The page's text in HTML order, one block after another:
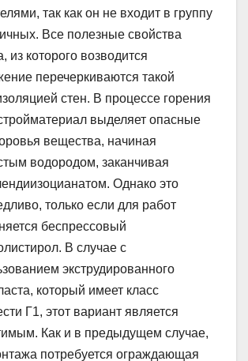
так как он не входит в группу
Все полезные свойства
из которого возводится
перечеркиваются такой
стен. В процессе горения
выделяет опасные
вещества, начиная
водородом, заканчивая
Однако это
только если для работ
беспрессовый
В случае с
экструдированного
который имеет класс
Г1, этот вариант является
Как и в предыдущем случае,
потребуется ограждающая